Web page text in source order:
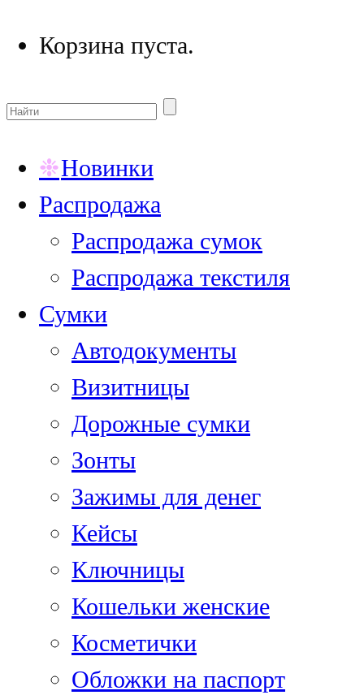
Корзина пуста.
Новинки
Распродажа
Распродажа сумок
Распродажа текстиля
Сумки
Автодокументы
Визитницы
Дорожные сумки
Зонты
Зажимы для денег
Кейсы
Ключницы
Кошельки женские
Косметички
Обложки на паспорт